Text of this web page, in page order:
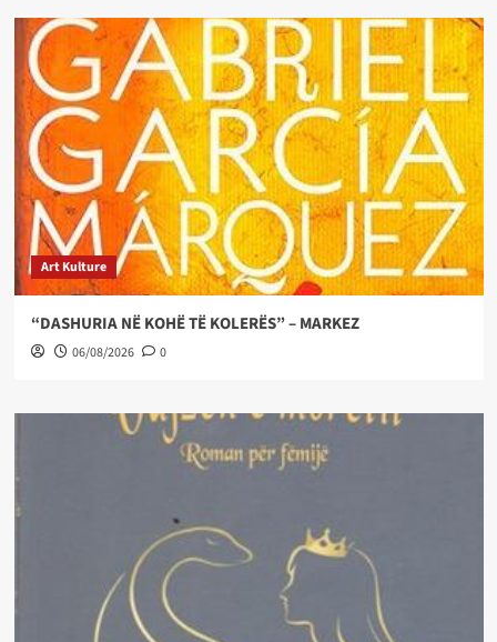
Art Kulture
“DASHURIA NË KOHË TË KOLERËS” – MARKEZ
06/08/2026 0